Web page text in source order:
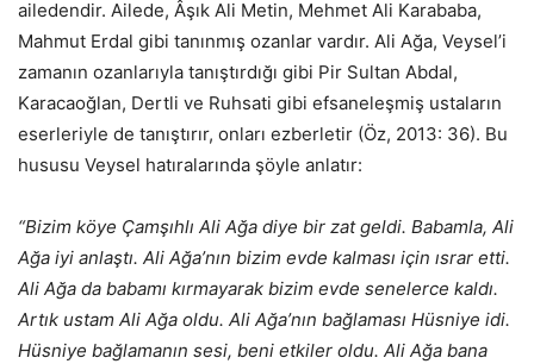
ailedendir. Ailede, Âşık Ali Metin, Mehmet Ali Karababa,
Mahmut Erdal gibi tanınmış ozanlar vardır. Ali Ağa, Veysel’i
zamanın ozanlarıyla tanıştırdığı gibi Pir Sultan Abdal,
Karacaoğlan, Dertli ve Ruhsati gibi efsaneleşmiş ustaların
eserleriyle de tanıştırır, onları ezberletir (Öz, 2013: 36). Bu
hususu Veysel hatıralarında şöyle anlatır:
“Bizim köye Çamşıhlı Ali Ağa diye bir zat geldi. Babamla, Ali
Ağa iyi anlaştı. Ali Ağa’nın bizim evde kalması için ısrar etti.
Ali Ağa da babamı kırmayarak bizim evde senelerce kaldı.
Artık ustam Ali Ağa oldu. Ali Ağa’nın bağlaması Hüsniye idi.
Hüsniye bağlamanın sesi, beni etkiler oldu. Ali Ağa bana